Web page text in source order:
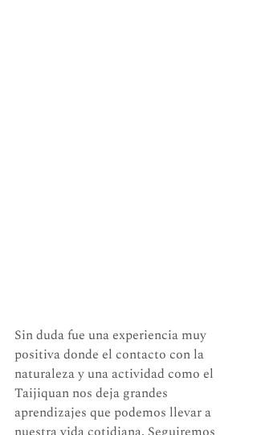
Sin duda fue una experiencia muy
positiva donde el contacto con la
naturaleza y una actividad como el
Taijiquan nos deja grandes
aprendizajes que podemos llevar a